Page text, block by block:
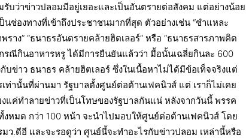
บว่าข่าวปลอมมีอยู่เยอะและเป็นอันตรายต่อสังคม แต่อย่างน้อย
ช่องทางที่เข้าถึงประชาชนมากที่สุด ตัวอย่างเช่น “ชำแหละ
าง” “ธนาธรอันตรายคล้ายฮิตเลอร์” หรือ “ธนาธรสารภาพคิด
รณีกินอาหารหรู ได้มีการยืนยันแล้วว่า มื้อนั้นเฉลี่ยกินละ 600
ข่าว ธนาธร คล้ายฮิตเลอร์ ซึ่งในเนื้อหาไม่ได้มีข้อเท็จจริงแต่
ท่านั้นที่ผ่านมา รัฐบาลตั้งศูนย์ต่อต้านเฟคนิวส์ แต่ เราก็ไม่เคย
แค่ทำลายข่าวที่เป็นโทษของรัฐบาลกันแน่ หลังจากวันนี้ พรรค
หมด กว่า 100 หน้า จะนำไปมอบให้ศูนย์ต่อต้านเฟคนิวส์ โดย
.ดีอี และจะรอดูว่า ศูนย์นี้จะทำอะไรกับข่าวปลอม เหล่านี้หรือ